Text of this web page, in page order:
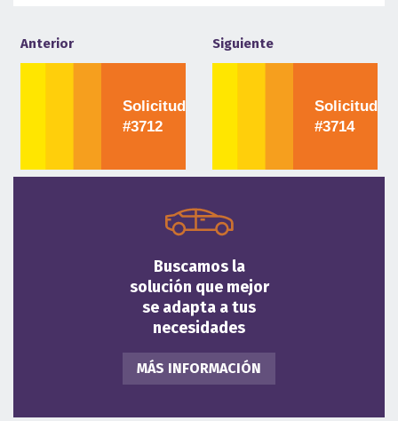
Anterior
Solicitud
#3712
Siguiente
Solicitud
#3714
Buscamos la
solución que mejor
se adapta a tus
necesidades
MÁS INFORMACIÓN